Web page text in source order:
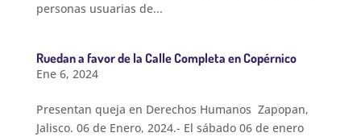
personas usuarias de...
Ruedan a favor de la Calle Completa en Copérnico
Ene 6, 2024
Presentan queja en Derechos Humanos Zapopan,
Jalisco. 06 de Enero, 2024.- El sábado 06 de enero